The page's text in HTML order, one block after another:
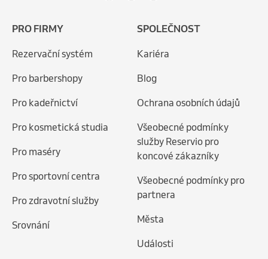
PRO FIRMY
Rezervační systém
Pro barbershopy
Pro kadeřnictví
Pro kosmetická studia
Pro maséry
Pro sportovní centra
Pro zdravotní služby
Srovnání
SPOLEČNOST
Kariéra
Blog
Ochrana osobních údajů
Všeobecné podmínky
služby Reservio pro
koncové zákazníky
Všeobecné podmínky pro
partnera
Města
Události